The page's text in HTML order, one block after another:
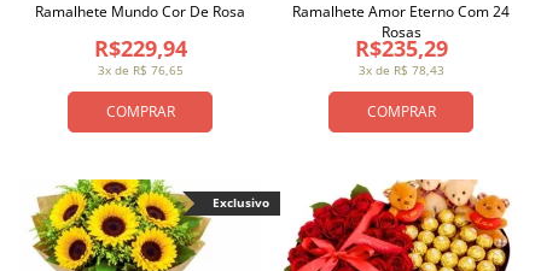
COMPRAR
3x de R$ 76,65
R$229,94
Ramalhete Mundo Cor De Rosa
COMPRAR
3x de R$ 78,43
R$235,29
Ramalhete Amor Eterno Com 24
Rosas
Exclusivo